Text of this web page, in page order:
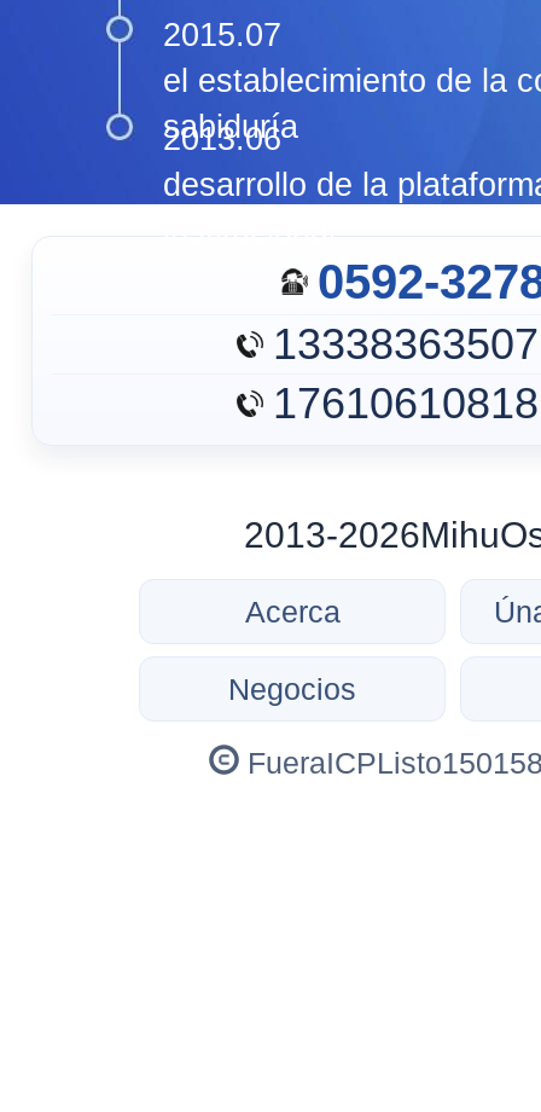
2015.07
el establecimiento de la
sabiduría
2013.06
desarrollo de la
institucional
0592-
13338363507
17610610818
2013-
Acerca
Negocios